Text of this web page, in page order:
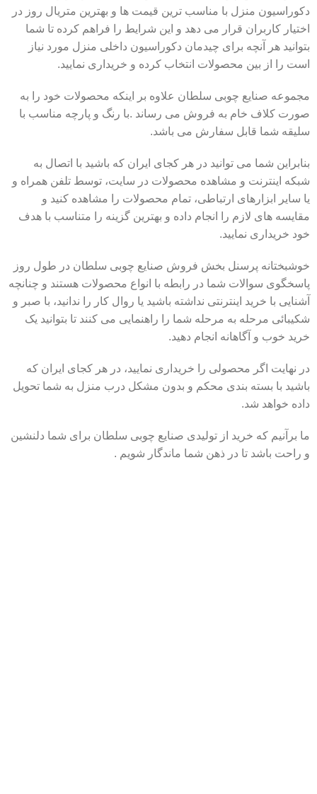
دکوراسیون منزل با مناسب ترین قیمت ها و بهترین متریال روز در
اختیار کاربران قرار می دهد و این شرایط را فراهم کرده تا شما
بتوانید هر آنچه برای چیدمان دکوراسیون داخلی منزل مورد نیاز
است را از بین محصولات انتخاب کرده و خریداری نمایید.
مجموعه صنایع چوبی سلطان علاوه بر اینکه محصولات خود را به
صورت کلاف خام به فروش می رساند .با رنگ و پارچه مناسب با
سلیقه شما قابل سفارش می باشد.
بنابراین شما می توانید در هر کجای ایران که باشید با اتصال به
شبکه اینترنت و مشاهده محصولات در سایت، توسط تلفن همراه و
یا سایر ابزارهای ارتباطی، تمام محصولات را مشاهده کنید و
مقایسه های لازم را انجام داده و بهترین گزینه را متناسب با هدف
خود خریداری نمایید.
خوشبختانه پرسنل بخش فروش صنایع چوبی سلطان در طول روز
پاسخگوی سوالات شما در رابطه با انواع محصولات هستند و چنانچه
آشنایی با خرید اینترنتی نداشته باشید یا روال کار را ندانید، با صبر و
شکیبائی مرحله به مرحله شما را راهنمایی می کنند تا بتوانید یک
خرید خوب و آگاهانه انجام دهید.
در نهایت اگر محصولی را خریداری نمایید، در هر کجای ایران که
باشید با بسته بندی محکم و بدون مشکل درب منزل به شما تحویل
داده خواهد شد.
ما برآنیم که خرید از تولیدی صنایع چوبی سلطان برای شما دلنشین
و راحت باشد تا در ذهن شما ماندگار شویم .